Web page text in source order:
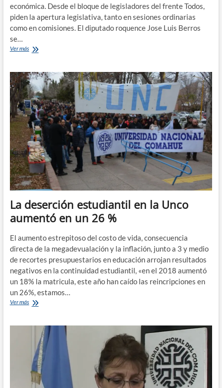
económica. Desde el bloque de legisladores del frente Todos,
piden la apertura legislativa, tanto en sesiones ordinarias
como en comisiones. El diputado roquence Jose Luis Berros
se…
Ver másDesde
piden
la
inmediata
apertura
de
la
legislatura
de
Río
Negro
en
modo
virtual
La deserción estudiantil en la Unco
aumentó en un 26 %
El aumento estrepitoso del costo de vida, consecuencia
directa de la megadevualación y la inflación, junto a 3 y medio
de recortes presupuestarios en educación arrojan resultados
negativos en la continuidad estudiantil, «en el 2018 aumentó
un 18% la matricula, este año han caído las reincripciones en
un 26%, estamos…
Ver másLa
Unco
aumentó
en
un
26